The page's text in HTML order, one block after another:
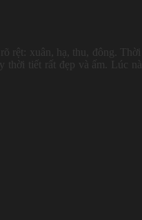
rệt: xuân, hạ, thu, đông. Thời
thời tiết rất đẹp và ấm. Lúc